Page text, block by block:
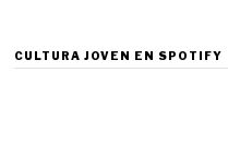
CULTURA JOVEN EN SPOTIFY